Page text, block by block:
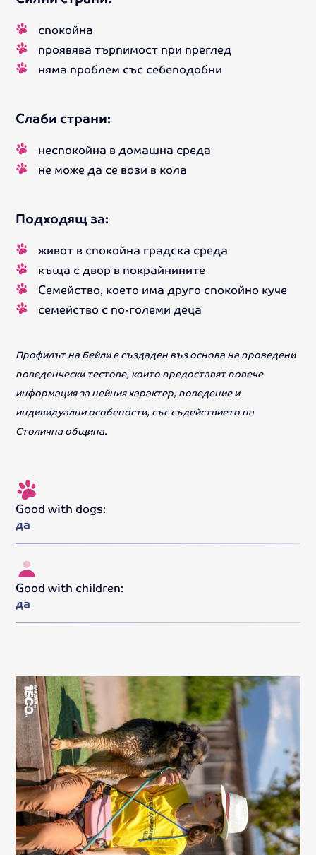
спокойна
проявява търпимост при преглед
няма проблем със себеподобни
Слаби страни:
неспокойна в домашна среда
не може да се вози в кола
Подходящ за:
живот в спокойна градска среда
къща с двор в покрайнините
Семейство, което има друго спокойно куче
семейство с по-големи деца
Профилът на Бейли е създаден въз основа на проведени
поведенчески тестове, които предоставят повече
информация за нейния характер, поведение и
индивидуални особености, със съдействието на
Столична община.
Good with dogs:
да
Good with children:
да